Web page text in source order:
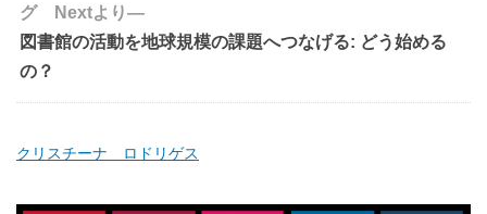
グ Nextより―
図書館の活動を地球規模の課題へつなげる: どう始める
の？
クリスチーナ ロドリゲス